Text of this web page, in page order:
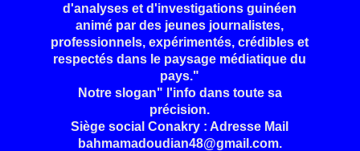
d'analyses et d'investigations guinéen
animé par des jeunes journalistes,
professionnels, expérimentés, crédibles et
respectés dans le paysage médiatique du
pays."
Notre slogan" l'info dans toute sa
précision.
Siège social Conakry : Adresse Mail
bahmamadoudian48@gmail.com.